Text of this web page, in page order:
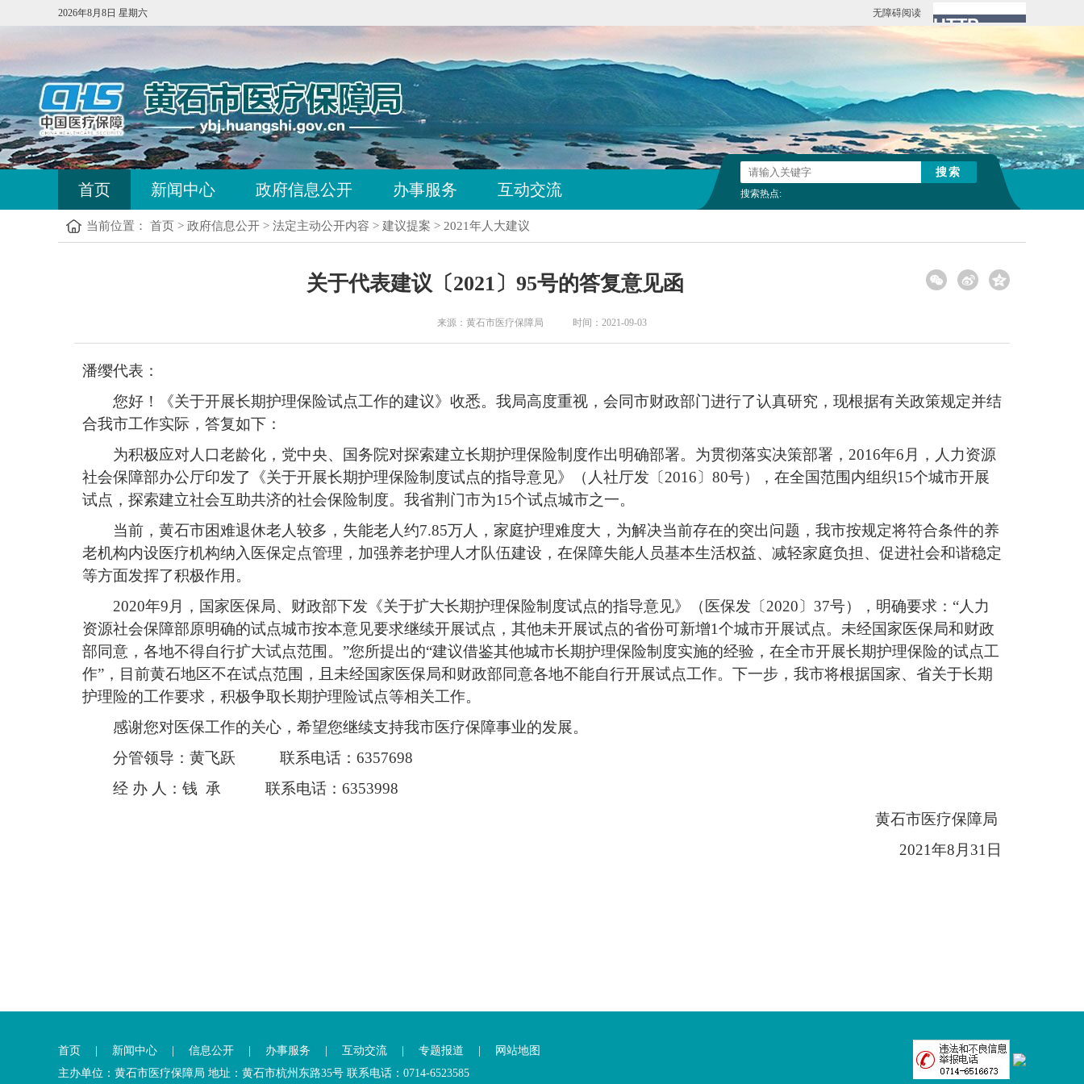
无障碍阅读
2026年8月8日 星期六
搜索热点:
首页 新闻中心 政府信息公开 办事服务 互动交流
当前位置： 首页 > 政府信息公开 > 法定主动公开内容 > 建议提案 > 2021年人大建议
关于代表建议〔2021〕95号的答复意见函
来源：黄石市医疗保障局 时间：2021-09-03
潘缨代表：
您好！《关于开展长期护理保险试点工作的建议》收悉。我局高度重视，会同市财政部门进行了认真研究，现根据有关政策规定并结
合我市工作实际，答复如下：
为积极应对人口老龄化，党中央、国务院对探索建立长期护理保险制度作出明确部署。为贯彻落实决策部署， 2016年6月，人力资源
社会保障部办公厅印发了《关于开展长期护理保险制度试点的指导意见》（人社厅发〔 2016〕 80号），在全国范围内组织15个城市开展
试点，探索建立社会互助共济的社会保险制度。我省荆门市为15个试点城市之一。
当前，黄石市困难退休老人较多，失能老人约7.85万人，家庭护理难度大，为解决当前存在的突出问题，我市按规定将符合条件的养
老机构内设医疗机构纳入医保定点管理，加强养老护理人才队伍建设，在保障失能人员基本生活权益、减轻家庭负担、促进社会和谐稳定
等方面发挥了积极作用。
2020年9 月，国家医保局、财政部下发《关于扩大长期护理保险制度试点的指导意见》（医保发〔 2020 〕 37号），明确要求： “人力
资源社会保障部原明确的试点城市按本意见要求继续开展试点，其他未开展试点的省份可新增1个城市开展试点。未经国家医保局和财政
部同意，各地不得自行扩大试点范围。 ”您所提出的“建议借鉴其他城市长期护理保险制度实施的经验，在全市开展长期护理保险的试点工
作”， 目前黄石地区不在试点范围，且未经国家医保局和财政部同意各地不能自行开展试点工作。下一步，我市将根据国家、省关于长期
护理险的工作要求，积极争取长期护理险试点等相关工作。
感谢您对医保工作的关心，希望您继续支持我市医疗保障事业的发展。
分管领导：黄飞跃 联系电话：6357698
经 办 人：钱 承 联系电话：6353998
黄石市医疗保障局
2021年8 月 31日
首页 新闻中心 信息公开 办事服务 互动交流 专题报道
网站地图
主办单位：黄石市医疗保障局 地址：黄石市杭州东路35号 联系电话：0714-6523585